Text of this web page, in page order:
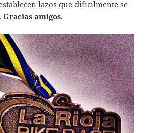
lazos que difícilmente se
Gracias amigos.